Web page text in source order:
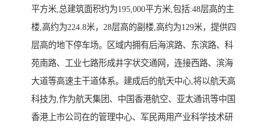
平方米,总建筑面积约为195,000平方米,包括:48层高的主
楼,高约为224.8米，28层高的副楼,高约为129米，提供四
层高的地下停车场。区域内拥有后海滨路、东滨路、科
苑南路、工业七路形成井字状交通网，连接西路、滨海
大道等高速主干道体系。建成后的航天中心,将以航天高
科技为,作为航天集团、中国香港航空、亚太通讯等中国
香港上市公司在的管理中心、军民两用产业科学技术研